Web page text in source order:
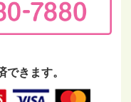
きます。